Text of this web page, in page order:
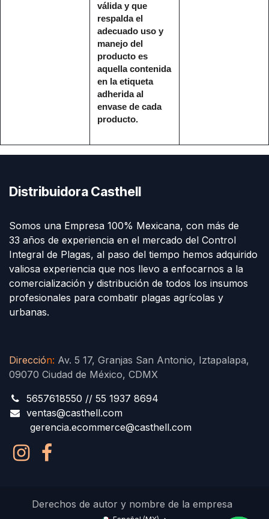
válida y que
respalda el
adecuado uso y
manejo del
producto es
aquella contenida
en la etiqueta
adherida al
envase de cada
producto.
Distribuidora Casthell
Somos una Empresa 100% Mexicana, con más de
33 años de experiencia en el mercado del Control
Integral de Plagas, al paso del tiempo hemos adquirido
valiosa experiencia que nos llevo a enfocarnos a la
comercialización y distribución de todos los insumos
profesionales para combatir plagas agrícolas y
urbanas.
Dirección: Av. 5 17, Granjas San Antonio, Iztapalapa,
09070 Ciudad de México, CDMX
5657618550 // 55 1937 8694
ventas@casthell.com
gerencia.ecommerce@casthell.com
Derechos de autor y nombre de la empresa